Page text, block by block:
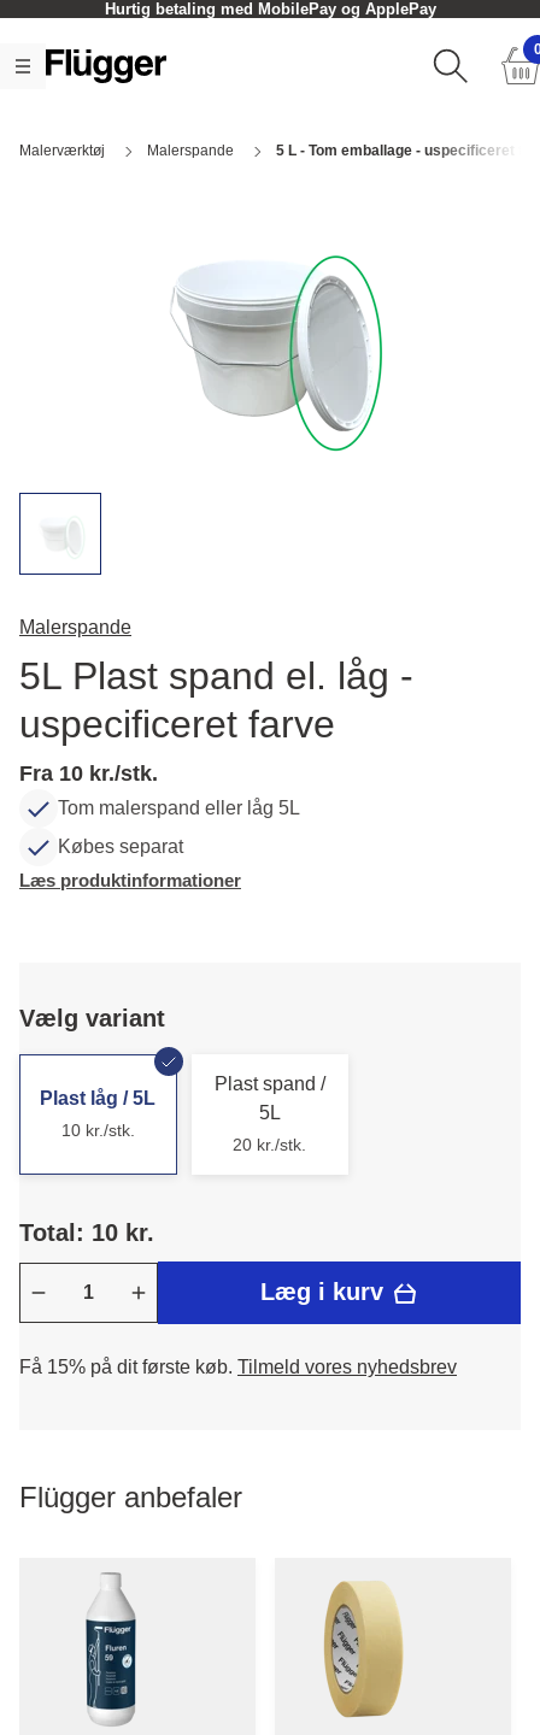
Hurtig betaling med MobilePay og ApplePay
Malerværktøj Malerspande 5 L - Tom emballage - uspecificeret
Malerspande
5L Plast spand el. låg -
uspecificeret farve
Fra 10 kr./stk.
Tom malerspand eller låg 5L
Købes separat
Læs produktinformationer
Vælg variant
Plast låg / 5L
10 kr./stk.
Plast spand /
5L
20 kr./stk.
Total: 10 kr.
Læg i kurv
Få 15% på dit første køb. Tilmeld vores nyhedsbrev
Flügger anbefaler